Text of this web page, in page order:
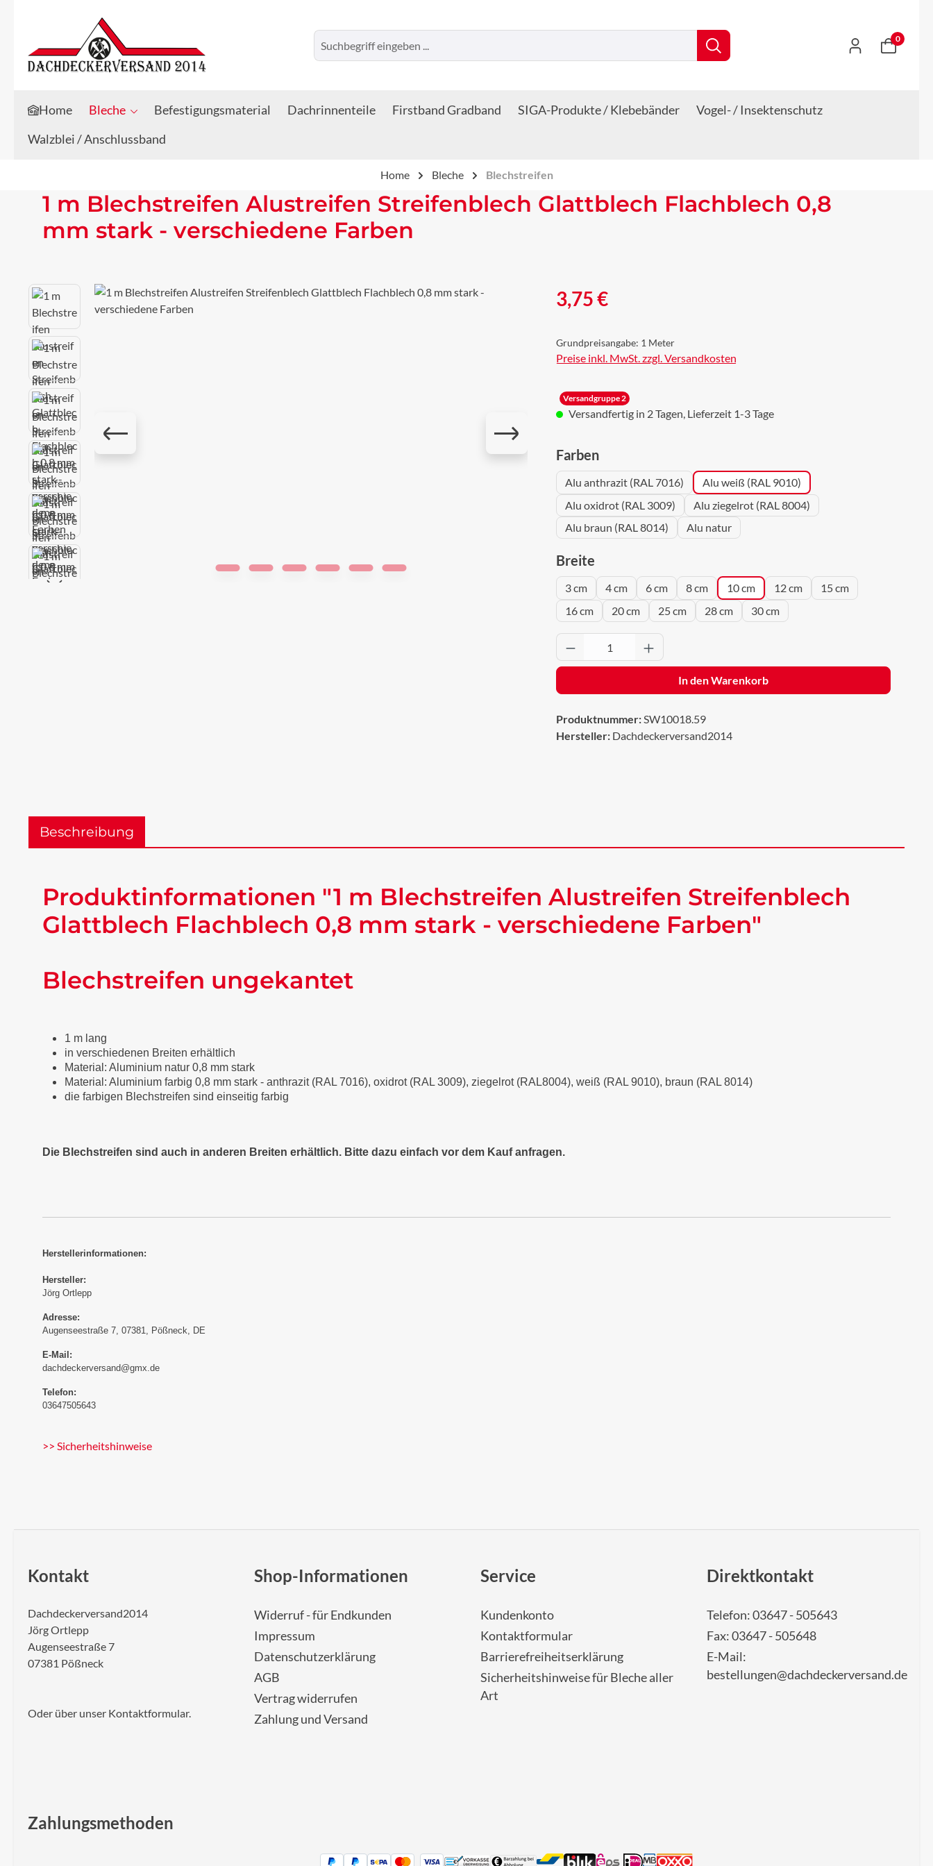
Zum Hauptinhalt springen
Zur Suche springen
0
Home Bleche Befestigungsmaterial Dachrinnenteile Firstband Gradband SIGA-Produkte / Klebebänder
Vogel- / Insektenschutz
Walzblei / Anschlussband
Home Bleche Blechstreifen
1 m Blechstreifen Alustreifen Streifenblech Glattblech Flachblech 0,8
mm stark - verschiedene Farben
Bildergalerie überspringen Regulärer Preis:
3,75 €
Grundpreisangabe: 1 Meter
Preise inkl. MwSt. zzgl. Versandkosten
Versandgruppe 2
Versandfertig in 2 Tagen, Lieferzeit 1-3 Tage
Farbenauswählen
Alu anthrazit (RAL 7016)
Alu weiß (RAL 9010)
Alu oxidrot (RAL 3009)
Alu ziegelrot (RAL 8004)
Alu braun (RAL 8014)
Alu natur
Breiteauswählen
3 cm 4 cm 6 cm 8 cm 10 cm 12 cm
15 cm
16 cm
20 cm 25 cm 28 cm 30 cm
Produkt Anzahl: Gib den gewünschten Wert ein
In den Warenkorb
Produktnummer:SW10018.59
Hersteller: Dachdeckerversand2014
Beschreibung
Produktinformationen "1 m Blechstreifen Alustreifen Streifenblech
Glattblech Flachblech 0,8 mm stark - verschiedene Farben"
Blechstreifen ungekantet
1 m lang
in verschiedenen Breiten erhältlich
Material: Aluminium natur 0,8 mm stark
Material: Aluminium farbig 0,8 mm stark - anthrazit (RAL 7016), oxidrot (RAL 3009), ziegelrot (RAL8004), weiß (RAL 9010), braun (RAL 8014)
die farbigen Blechstreifen sind einseitig farbig
Die Blechstreifen sind auch in anderen Breiten erhältlich. Bitte dazu einfach vor dem Kauf anfragen.
Herstellerinformationen:
Hersteller:
Jörg Ortlepp
Adresse:
Augenseestraße 7, 07381, Pößneck, DE
E-Mail:
dachdeckerversand@gmx.de
Telefon:
03647505643
>> Sicherheitshinweise
Kontakt
Dachdeckerversand2014
Jörg Ortlepp
Augenseestraße 7
07381 Pößneck
Oder über unser Kontaktformular.
Shop-Informationen
Widerruf - für Endkunden
Impressum
Datenschutzerklärung
AGB
Vertrag widerrufen
Zahlung und Versand
Service
Kundenkonto
Kontaktformular
Barrierefreiheitserklärung
Sicherheitshinweise für Bleche aller
Art
Direktkontakt
Telefon: 03647 - 505643
Fax: 03647 - 505648
E-Mail:
bestellungen@dachdeckerversand.de
Zahlungsmethoden